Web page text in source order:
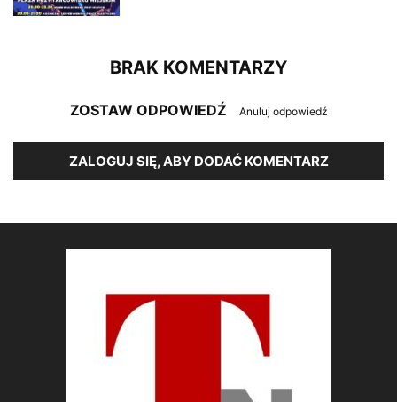
BRAK KOMENTARZY
ZOSTAW ODPOWIEDŹ Anuluj odpowiedź
ZALOGUJ SIĘ, ABY DODAĆ KOMENTARZ